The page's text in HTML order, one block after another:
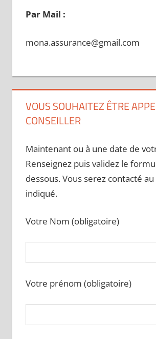
Par Mail :
mona.assurance@gmail.com
VOUS SOUHAITEZ ÊTRE
CONSEILLER
Maintenant ou à une date de
Renseignez puis validez le
dessous. Vous serez contacté
indiqué.
Votre Nom (obligatoire)
Votre prénom (obligatoire)